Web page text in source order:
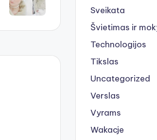
Sveikata
Švietimas ir
Technologijos
Tikslas
Uncategorized
Verslas
Vyrams
Wakacje